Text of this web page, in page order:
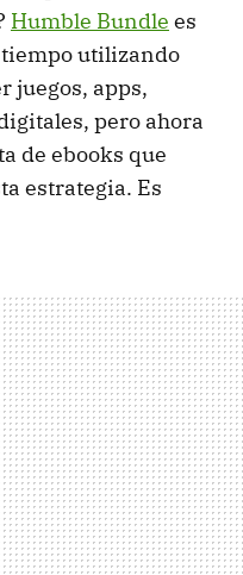
Humble Bundle es
utilizando
juegos, apps,
pero ahora
de ebooks que
estrategia. Es